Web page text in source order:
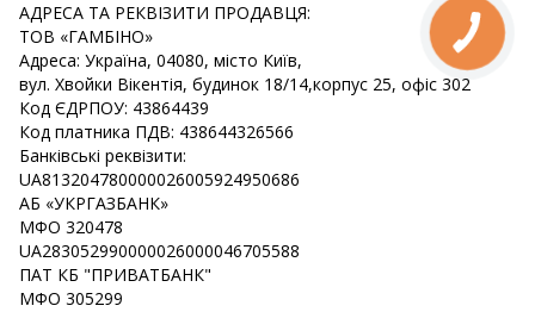
АДРЕСА ТА РЕКВІЗИТИ ПРОДАВЦЯ:
ТОВ «ГАМБІНО»
Адреса: Україна, 04080, місто Київ,
вул. Хвойки Вікентія, будинок 18/14,корпус 25, офіс 302
Код ЄДРПОУ: 43864439
Код платника ПДВ: 438644326566
Банківські реквізити:
UA813204780000026005924950686
АБ «УКРГАЗБАНК»
МФО 320478
UA283052990000026000046705588
ПАТ КБ "ПРИВАТБАНК"
МФО 305299